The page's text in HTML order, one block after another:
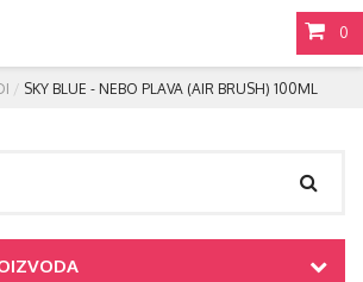
0
SKY BLUE - NEBO PLAVA (AIR BRUSH) 100ML